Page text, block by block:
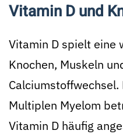
Vitamin D und
Vitamin D spielt eine
Knochen, Muskeln
Calciumstoffwechsel.
Multiplen Myelom
Vitamin D häufig